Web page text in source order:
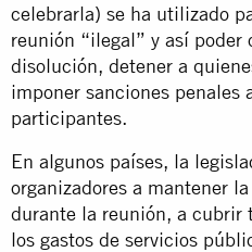
celebrarla) se ha utilizado
reunión “ilegal” y así poder
disolución, detener a
imponer sanciones penales
participantes.
En algunos países, la
organizadores a mantener
durante la reunión, a cubrir
los gastos de servicios